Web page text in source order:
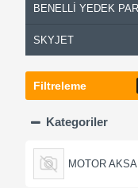
BENELLİ YEDEK
SKYJET
Filtreleme
Kategoriler
MOTOR